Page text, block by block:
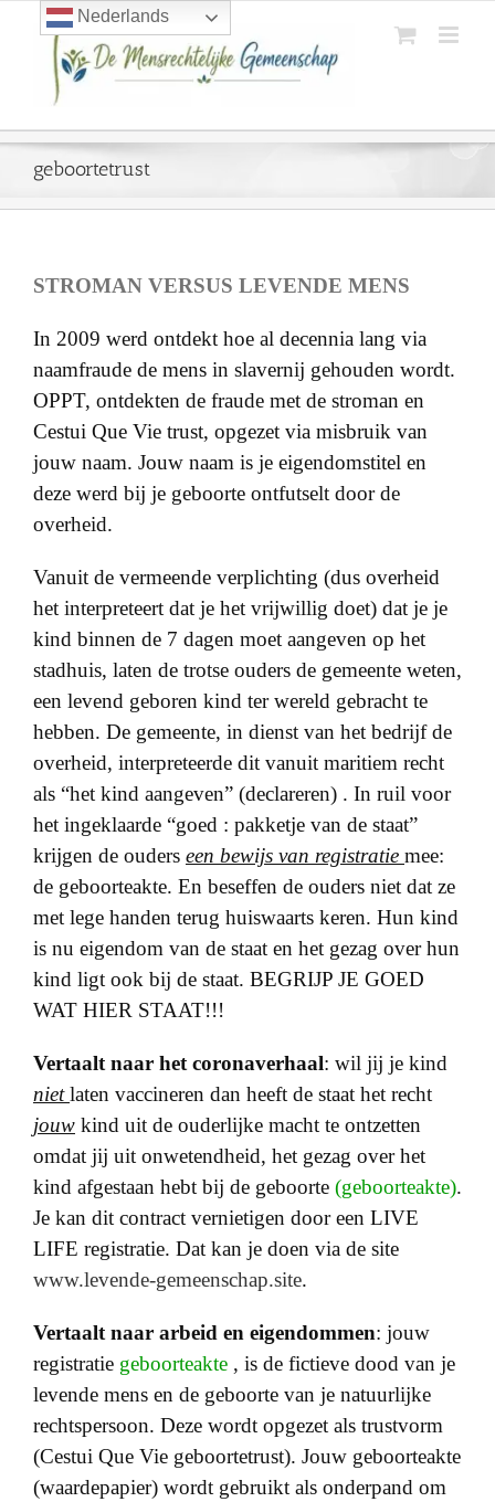
geboortetrust
STROMAN VERSUS LEVENDE MENS
In 2009 werd ontdekt hoe al decennia lang via
naamfraude de mens in slavernij gehouden wordt.
OPPT, ontdekten de fraude met de stroman en
Cestui Que Vie trust, opgezet via misbruik van
jouw naam. Jouw naam is je eigendomstitel en
deze werd bij je geboorte ontfutselt door de
overheid.
Vanuit de vermeende verplichting (dus overheid
het interpreteert dat je het vrijwillig doet) dat je je
kind binnen de 7 dagen moet aangeven op het
stadhuis, laten de trotse ouders de gemeente weten,
een levend geboren kind ter wereld gebracht te
hebben. De gemeente, in dienst van het bedrijf de
overheid, interpreteerde dit vanuit maritiem recht
als “het kind aangeven” (declareren) . In ruil voor
het ingeklaarde “goed : pakketje van de staat”
krijgen de ouders een bewijs van registratie mee:
de geboorteakte. En beseffen de ouders niet dat ze
met lege handen terug huiswaarts keren. Hun kind
is nu eigendom van de staat en het gezag over hun
kind ligt ook bij de staat. BEGRIJP JE GOED
WAT HIER STAAT!!!
Vertaalt naar het coronaverhaal: wil jij je kind
nietlaten vaccineren dan heeft de staat het recht
jouw kind uit de ouderlijke macht te ontzetten
omdat jij uit onwetendheid, het gezag over het
kind afgestaan hebt bij de geboorte (geboorteakte).
Je kan dit contract vernietigen door een LIVE
LIFE registratie. Dat kan je doen via de site
www.levende-gemeenschap.site.
Vertaalt naar arbeid en eigendommen: jouw
registratie geboorteakte , is de fictieve dood van je
levende mens en de geboorte van je natuurlijke
rechtspersoon. Deze wordt opgezet als trustvorm
(Cestui Que Vie geboortetrust). Jouw geboorteakte
(waardepapier) wordt gebruikt als onderpand om
Nederlands